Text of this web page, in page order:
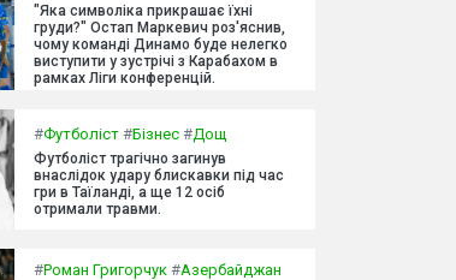
"Яка символіка прикрашає їхні
груди?" Остап Маркевич роз'яснив,
чому команді Динамо буде нелегко
виступити у зустрічі з Карабахом в
рамках Ліги конференцій.
#Футболіст #Бізнес #Дощ
Футболіст трагічно загинув
внаслідок удару блискавки під час
гри в Таїланді, а ще 12 осіб
отримали травми.
#Роман Григорчук #Азербайджан